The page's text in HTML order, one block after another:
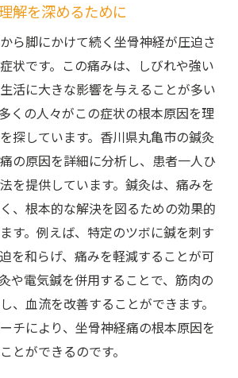
する坐骨神経痛改善へのステッ
の鍼灸治療の流れ
語る坐骨神経痛改善のポイント
初診体験とは
見る鍼灸治療の効果
後のケアとサポート
術の融合鍼灸院で坐骨神経痛を和
の知識と現代技術の融合とは
鍼灸院が実践する最新技術
痛に対する伝統的アプローチ
もたらす効果と期待
解を深めるために
ら脚にかけて続く坐骨神経が圧迫さ
状です。この痛みは、しびれや強い
活に大きな影響を与えることが多い
くの人々がこの症状の根本原因を理
探しています。香川県丸亀市の鍼灸
の原因を詳細に分析し、患者一人ひ
を提供しています。鍼灸は、痛みを
、根本的な解決を図るための効果的
す。例えば、特定のツボに鍼を刺す
を和らげ、痛みを軽減することが可
や電気鍼を併用することで、筋肉の
、血流を改善することができます。
チにより、坐骨神経痛の根本原因を
とができるのです。